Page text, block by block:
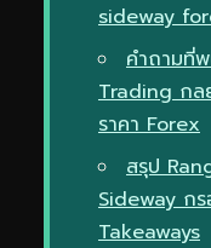
sideway
คำถามที่
Trading กล
ราคา Forex
สรุป
Sideway ก
Takeaways